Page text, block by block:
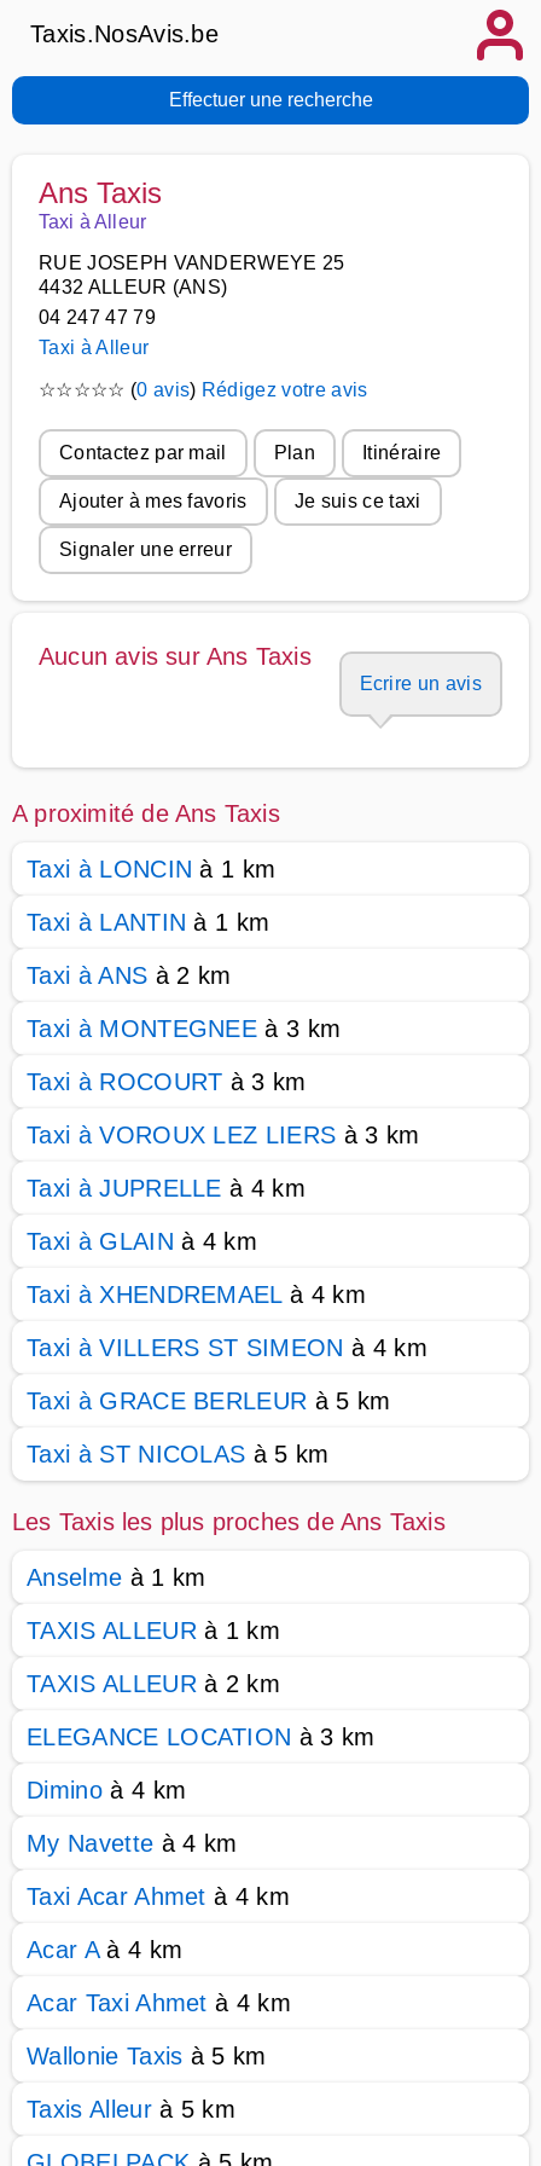
Taxis.NosAvis.be
Effectuer une recherche
Ans Taxis
Taxi à Alleur
RUE JOSEPH VANDERWEYE 25
4432 ALLEUR (ANS)
04 247 47 79
Taxi à Alleur
☆☆☆☆☆ (0 avis) Rédigez votre avis
Contactez par mail Plan Itinéraire
Ajouter à mes favoris Je suis ce taxi
Signaler une erreur
Aucun avis sur Ans Taxis
Ecrire un avis
A proximité de Ans Taxis
Taxi à LONCIN à 1 km
Taxi à LANTIN à 1 km
Taxi à ANS à 2 km
Taxi à MONTEGNEE à 3 km
Taxi à ROCOURT à 3 km
Taxi à VOROUX LEZ LIERS à 3 km
Taxi à JUPRELLE à 4 km
Taxi à GLAIN à 4 km
Taxi à XHENDREMAELà 4 km
Taxi à VILLERS ST SIMEON à 4 km
Taxi à GRACE BERLEUR à 5 km
Taxi à ST NICOLAS à 5 km
Les Taxis les plus proches de Ans Taxis
Anselme à 1 km
TAXIS ALLEUR à 1 km
TAXIS ALLEUR à 2 km
ELEGANCE LOCATION à 3 km
Diminoà 4 km
My Navette à 4 km
Taxi Acar Ahmet à 4 km
Acar Aà 4 km
Acar Taxi Ahmet à 4 km
Wallonie Taxis à 5 km
Taxis Alleurà 5 km